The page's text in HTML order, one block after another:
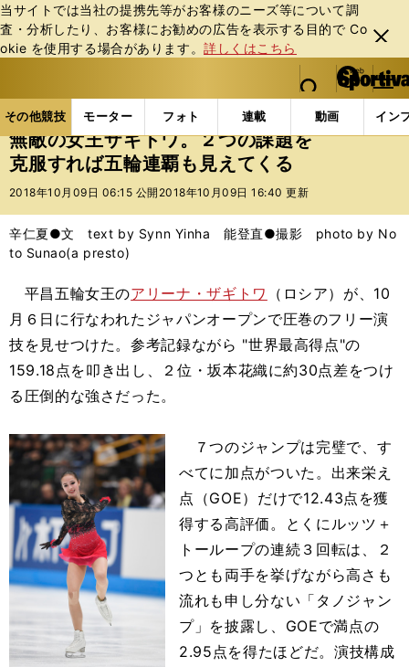
当サイトでは当社の提携先等がお客様のニーズ等について調
査・分析したり、お客様にお勧めの広告を表⽰する⽬的で Co
okie を使⽤する場合があります。詳しくはこちら
閉じ
る
web Sportiva (webスポルティーバ)
検索
マイペ
ー
ジ
メニュ
その他競技 モーター フォト 連載 動画 イン
ス
ポ
ル
バ
その他競技の記事一覧 フィギュア 無敵の女王ザギ
無敵の女王ザギトワ。２つの課題を
克服すれば五輪連覇も見えてくる
2018年10月09日 06:15 公開 2018年10月09日 16:40 更新
辛仁夏●文 text by Synn Yinha 能登直●撮影 photo by No
to Sunao(a presto)
平昌五輪女王のアリーナ・ザギトワ
（ロシア）が、10
月６日に行なわれたジャパンオープンで圧巻のフリー演
技を見せつけた。参考記録ながら "世界最高得点"の
159.18点を叩き出し、２位・坂本花織に約30点差をつけ
る圧倒的な強さだった。
７つのジャンプは完璧で、す
べてに加点がついた。出来栄え
点（GOE）だけで12.43点を獲
得する高評価。とくにルッツ＋
トーループの連続３回転は、２
つとも両手を挙げながら高さも
流れも申し分ない「タノジャン
プ」を披露し、GOEで満点の
2.95点を得たほどだ。演技構成